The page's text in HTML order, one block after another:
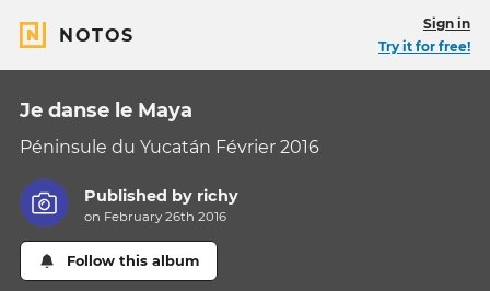
NOTOS
Sign in
Try it for free!
Je danse le Maya
Péninsule du Yucatán Février 2016
Published by richy
on February 26th 2016
Follow this album